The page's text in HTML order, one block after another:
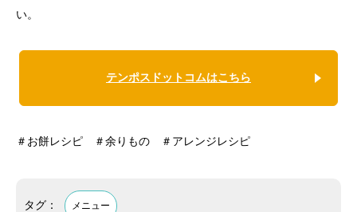
い。
テンポスドットコムはこちら
＃お餅レシピ ＃余りもの ＃アレンジレシピ
タグ： メニュー